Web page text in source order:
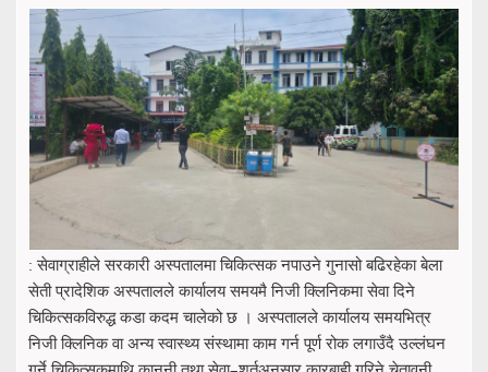
: सेवाग्राहीले सरकारी अस्पतालमा चिकित्सक नपाउने गुनासो बढिरहेका बेला
सेती प्रादेशिक अस्पतालले कार्यालय समयमै निजी क्लिनिकमा सेवा दिने
चिकित्सकविरुद्ध कडा कदम चालेको छ । अस्पतालले कार्यालय समयभित्र
निजी क्लिनिक वा अन्य स्वास्थ्य संस्थामा काम गर्न पूर्ण रोक लगाउँदै उल्लंघन